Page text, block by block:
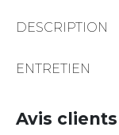
DESCRIPTION
ENTRETIEN
Avis clients